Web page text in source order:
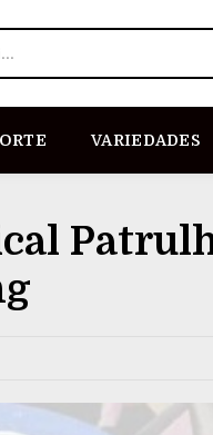
VARIEDADES